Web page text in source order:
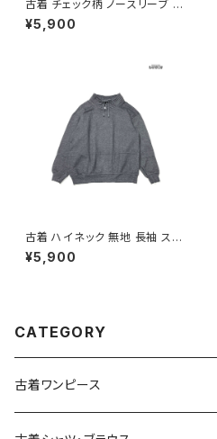
古着 チェック柄 ノースリーブ ベ
スト 緑 (ttu2501125)
¥5,900
古着 ハイネック 無地 長袖 スウ
ェット トレーナー グレー (ttu25
01281)
¥5,900
CATEGORY
古着ワンピース